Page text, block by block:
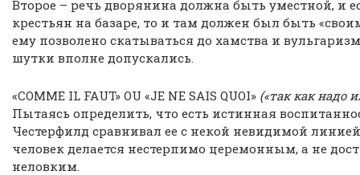
Второе – речь дворянина должна быть уместной, и
крестьян на базаре, то и там должен был быть
ему позволено скатываться до хамства и
шутки вполне допускались.
«СОММЕ IL FAUT» OU «JE NE SAIS QUOI» («так как надо
Пытаясь определить, что есть истинная
Честерфилд сравнивал ее с некой невидимой
человек делается нестерпимо церемонным, а не
неловким.